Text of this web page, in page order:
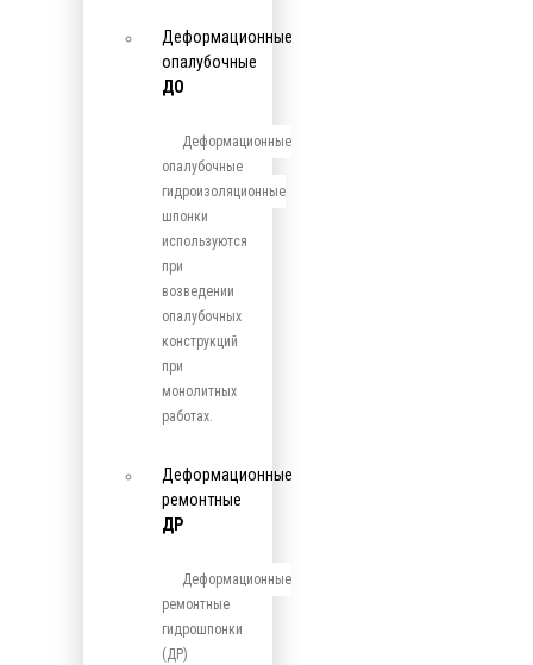
Деформационные
опалубочные
ДО
Деформационные
опалубочные
гидроизоляционные
шпонки
используются
при
возведении
опалубочных
конструкций
при
монолитных
работах.
Деформационные
ремонтные
ДР
Деформационные
ремонтные
гидрошпонки
(ДР)